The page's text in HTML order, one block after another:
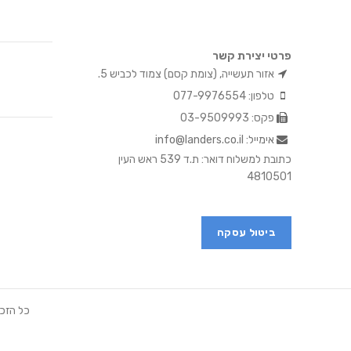
פרטי יצירת קשר
אזור תעשייה, (צומת קסם) צמוד לכביש 5.
טלפון: 077-9976554
פקס: 03-9509993
אימייל: info@landers.co.il
כתובת למשלוח דואר: ת.ד 539 ראש העין
4810501
ביטול עסקה
כל